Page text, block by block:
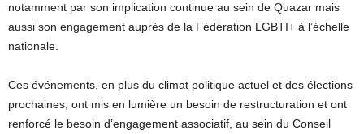
notamment par son implication continue au sein de Quazar mais
aussi son engagement auprès de la Fédération LGBTI+ à l’échelle
nationale.
Ces événements, en plus du climat politique actuel et des élections
prochaines, ont mis en lumière un besoin de restructuration et ont
renforcé le besoin d’engagement associatif, au sein du Conseil